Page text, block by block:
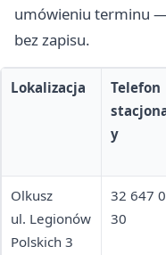
umówieniu terminu
bez zapisu.
Lokalizacja
Telefon
y
Olkusz
ul. Legionów
Polskich 3
32 647
30